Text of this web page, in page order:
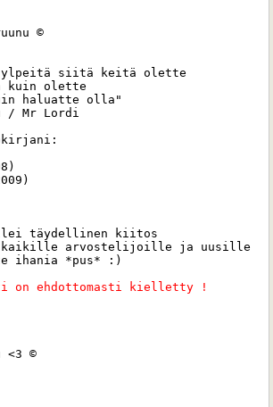
©
ylpeitä siitä keitä olette
kuin olette
haluatte olla"
/ Mr Lordi
täydellinen kiitos
kaikille arvostelijoille ja uusille
ihania *pus* :)
on ehdottomasti kielletty !
<3 ©